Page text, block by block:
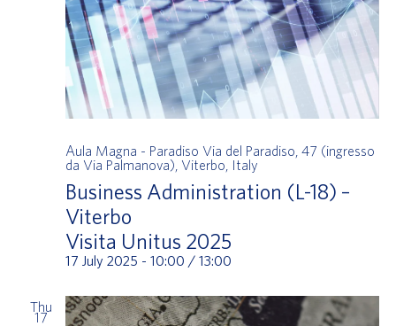
Business Administration (L-18) –
Viterbo
Visita Unitus 2025
17 July 2025 - 10:00 / 13:00
Aula Magna - Paradiso Via del Paradiso, 47 (ingresso
da Via Palmanova), Viterbo, Italy
Thu
17